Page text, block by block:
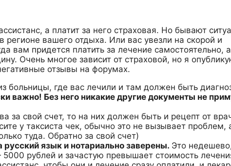
а платит за него страховая. Но бывают
регионе вашего отдыха. Или вас увезли на скорой и
вам придется платить за лечение самостоятельно,
Очень многое зависит от страховой, но я
отзывы на форумах.
больницы, где вас лечили и там должен быть
важно! Без него никакие другие документы не
за свой счет, то на них должен быть и рецепт от
у таксиста чек, обычно это не вызывает проблем,
туда. Обратно за свой счет)
язык и нотариально заверены. Это
рублей и зачастую превышает стоимость